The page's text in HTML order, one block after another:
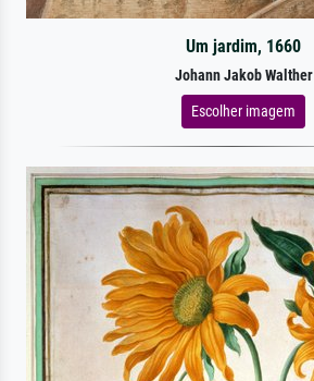
Um jardim, 1660
Johann Jakob Walther
Escolher imagem